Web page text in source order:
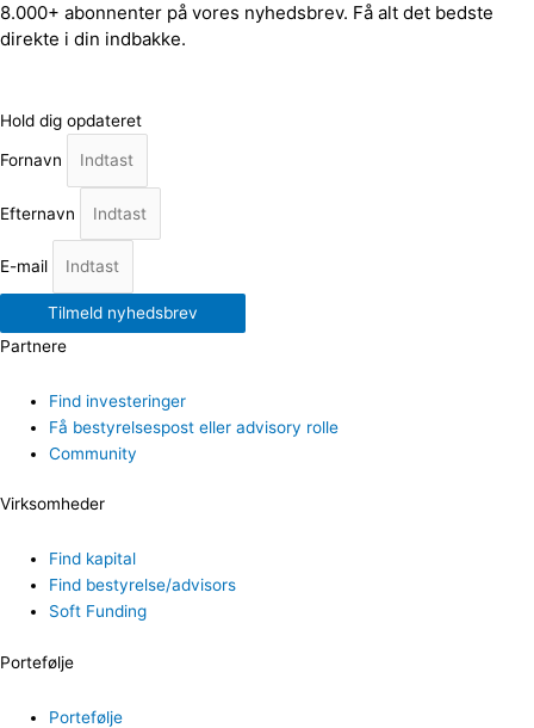
8.000+ abonnenter på vores nyhedsbrev. Få alt det bedste
direkte i din indbakke.
Hold dig opdateret
Fornavn
Efternavn
E-mail
Tilmeld nyhedsbrev
Partnere
Find investeringer
Få bestyrelsespost eller advisory rolle
Community
Virksomheder
Find kapital
Find bestyrelse/advisors
Soft Funding
Portefølje
Portefølje